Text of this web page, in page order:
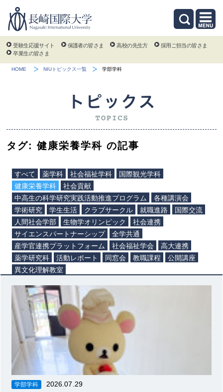
受験生応援サイト 保護者の皆さま 高校の先生方
採用ご担当の皆さま
卒業生の皆さま
HOME NIUトピックス一覧 学部学科
タグ: 健康栄養学科 の記事
すべて 薬学科 社会福祉学科
国際観光学科
健康栄養学科
社会貢献
中高生の科学研究実践活動推進プログラム
各種講演会
学術研究
学生生活 クラブサークル 就職進路
国際交流
人間社会学部
生物学オリンピック
社会連携
サイエンスパートナーシップ
全学共通
産学官連携プラットフォーム
社会福祉学会
高大連携
薬学研究科
活動レポート 同窓会 教職課程
公開講座
異文化理解教室
学部学科 2026.07.29